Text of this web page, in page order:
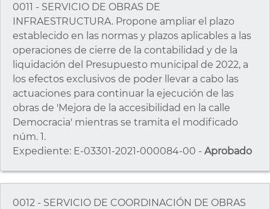
0011 - SERVICIO DE OBRAS DE
INFRAESTRUCTURA. Propone ampliar el plazo
establecido en las normas y plazos aplicables a las
operaciones de cierre de la contabilidad y de la
liquidación del Presupuesto municipal de 2022, a
los efectos exclusivos de poder llevar a cabo las
actuaciones para continuar la ejecución de las
obras de 'Mejora de la accesibilidad en la calle
Democracia' mientras se tramita el modificado
núm. 1.
Expediente: E-03301-2021-000084-00 - Aprobado
0012 - SERVICIO DE COORDINACIÓN DE OBRAS